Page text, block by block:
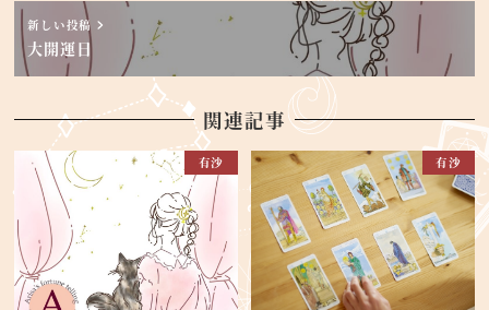
新しい投稿
大開運日
関連記事
有沙 有沙